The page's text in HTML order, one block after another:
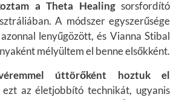
a Theta Healingsorsfordító
A módszer egyszerűsége
lenyűgözött, és Vianna Stibal
mélyültem el benne elsőkként.
úttörőként hoztuk el
ezt az életjobbító technikát, ugyanis